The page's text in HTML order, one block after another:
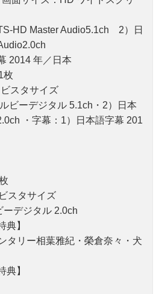
HD Master Audio5.1ch 2）日
2014 年／日本
枚
スタサイズ
ビーデジタル 5.1ch・2）日本
・字幕：1）日本語字幕 201
スタサイズ
ーデジタル 2.0ch
典】
タリー相葉雅紀・榮倉奈々・犬
典】